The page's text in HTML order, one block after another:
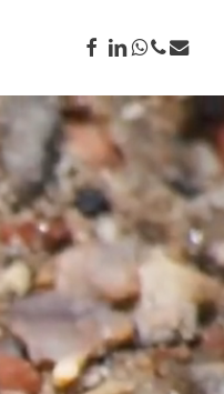
facebook
linkedin
phone
email